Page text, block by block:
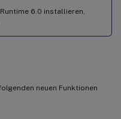
6.0 installieren,
neuen Funktionen